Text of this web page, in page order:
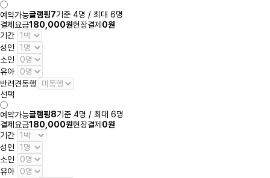
예약가능글램핑7기준 4명 / 최대 6명
결제요금180,000원현장결제 0원
기간
성인
소인
유아
반려견동행
선택
예약가능글램핑8기준 4명 / 최대 6명
결제요금180,000원현장결제 0원
기간
성인
소인
유아